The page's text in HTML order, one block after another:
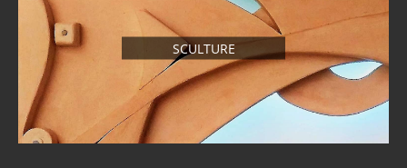
SCULTURE